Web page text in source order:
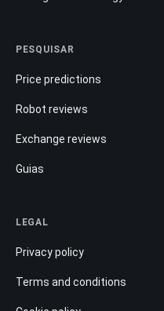
PESQUISAR
Price predictions
Robot reviews
Exchange reviews
Guias
LEGAL
Privacy policy
Terms and conditions